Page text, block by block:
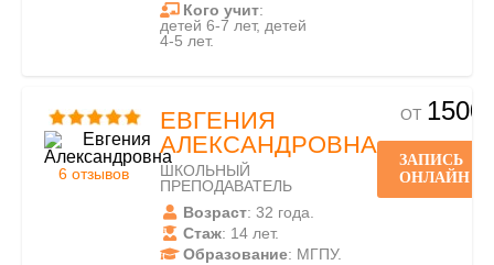
Кого учит:
детей 6-7 лет, детей
4-5 лет.
6 отзывов
ЕВГЕНИЯ
АЛЕКСАНДРОВНА
ШКОЛЬНЫЙ
ПРЕПОДАВАТЕЛЬ
Возраст: 32 года.
Стаж: 14 лет.
Образование: МГПУ.
ОТ 1500
ЗАПИСЬ
ОНЛАЙН